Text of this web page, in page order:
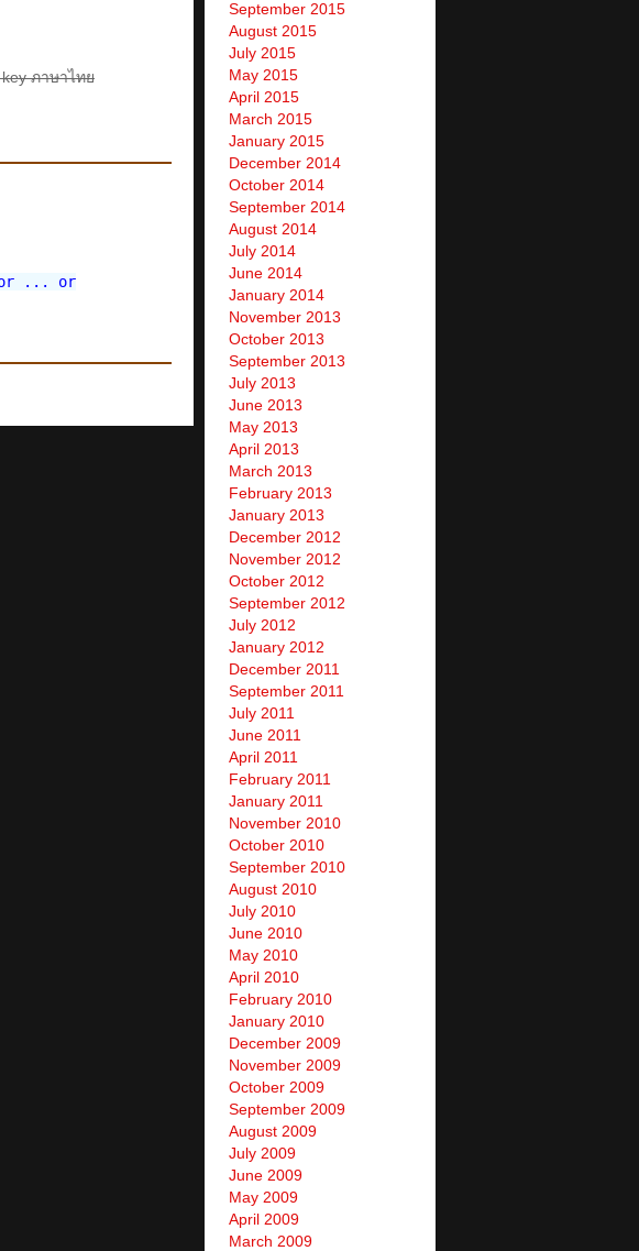
ภาษาไทย
or ... or
September 2015
August 2015
July 2015
May 2015
April 2015
March 2015
January 2015
December 2014
October 2014
September 2014
August 2014
July 2014
June 2014
January 2014
November 2013
October 2013
September 2013
July 2013
June 2013
May 2013
April 2013
March 2013
February 2013
January 2013
December 2012
November 2012
October 2012
September 2012
July 2012
January 2012
December 2011
September 2011
July 2011
June 2011
April 2011
February 2011
January 2011
November 2010
October 2010
September 2010
August 2010
July 2010
June 2010
May 2010
April 2010
February 2010
January 2010
December 2009
November 2009
October 2009
September 2009
August 2009
July 2009
June 2009
May 2009
April 2009
March 2009